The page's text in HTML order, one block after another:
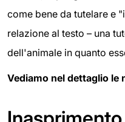
come bene da tutelare e
relazione al testo – una
dell'animale in quanto
Vediamo nel dettaglio le